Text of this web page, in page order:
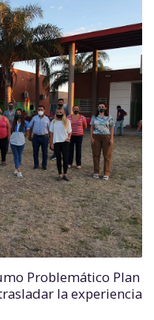
Problemático Plan
la experiencia